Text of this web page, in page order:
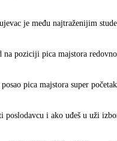
je među najtraženijim
na poziciji pica majstora
pica majstora super
i ako uđeš u uži